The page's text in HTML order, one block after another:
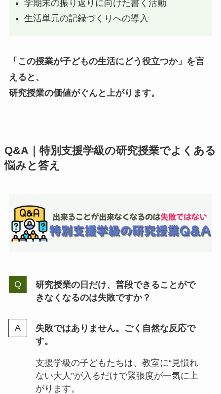
学期末の振り返りに向けた書く活動
生活単元の記録づくりへの導入
「この授業が子どもの生活にどう役立つか」を言
えると、
研究授業の価値がぐんと上がります。
Q&A｜特別支援学級の研究授業でよくある
悩みと答え
研究授業の日だけ、普段できることがで
きなくなるのは失敗ですか？
失敗ではありません。ごく自然な反応で
す。
支援学級の子どもたちは、教室に“見慣れ
ない大人”が入るだけで緊張度が一気に上
がります。